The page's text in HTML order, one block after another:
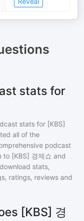
stats for
stats for [KBS]
all of the
podcast
to [KBS] 경제쇼 and
stats,
ratings, reviews and
[KBS] 경